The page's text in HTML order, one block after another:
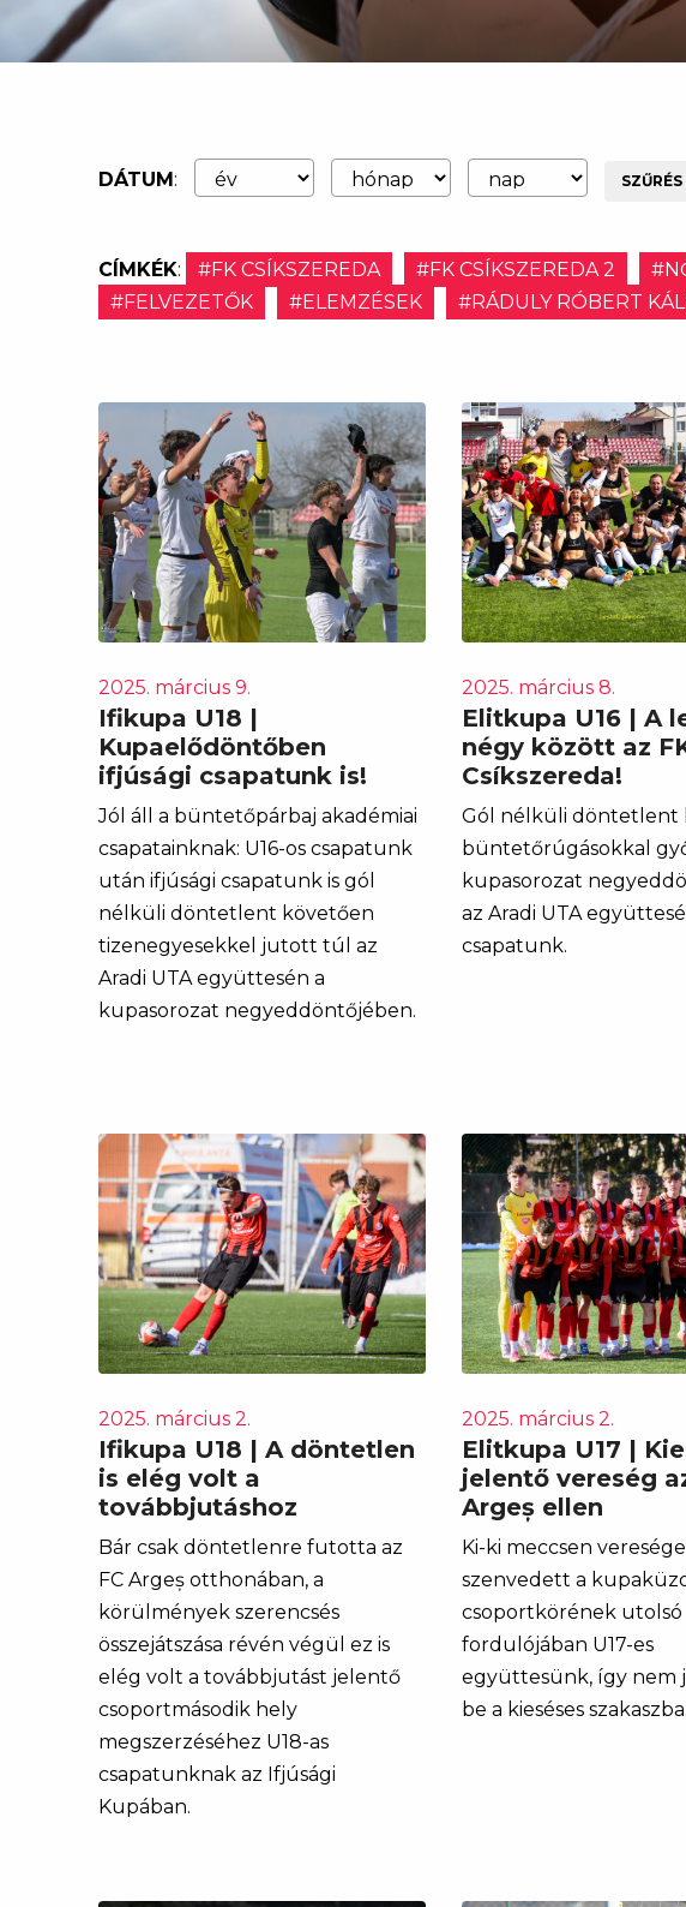
DÁTUM: SZŰRÉS
CÍMKÉK: #FK CSÍKSZEREDA #FK CSÍKSZEREDA 2
#FELVEZETŐK
#ELEMZÉSEK #RÁDULY RÓBERT
2025. március 9.
Ifikupa U18 |
Kupaelődöntőben
ifjúsági csapatunk is!
Jól áll a büntetőpárbaj akadémiai
csapatainknak: U16-os csapatunk
után ifjúsági csapatunk is gól
nélküli döntetlent követően
tizenegyesekkel jutott túl az
Aradi UTA együttesén a
kupasorozat negyeddöntőjében.
2025. március 8.
Elitkupa U16 | A
négy között az
Csíkszereda!
Gól nélküli döntetlent
büntetőrúgásokkal
kupasorozat
az Aradi UTA
csapatunk.
2025. március 2.
Ifikupa U18 | A döntetlen
is elég volt a
továbbjutáshoz
Bár csak döntetlenre futotta az
FC Argeș otthonában, a
körülmények szerencsés
összejátszása révén végül ez is
elég volt a továbbjutást jelentő
csoportmásodik hely
megszerzéséhez U18-as
csapatunknak az Ifjúsági
Kupában.
2025. március 2.
Elitkupa U17 |
jelentő vereség
Argeș ellen
Ki-ki meccsen
szenvedett a
csoportkörének utolsó
fordulójában U17-es
együttesünk, így
be a kieséses szakaszba.